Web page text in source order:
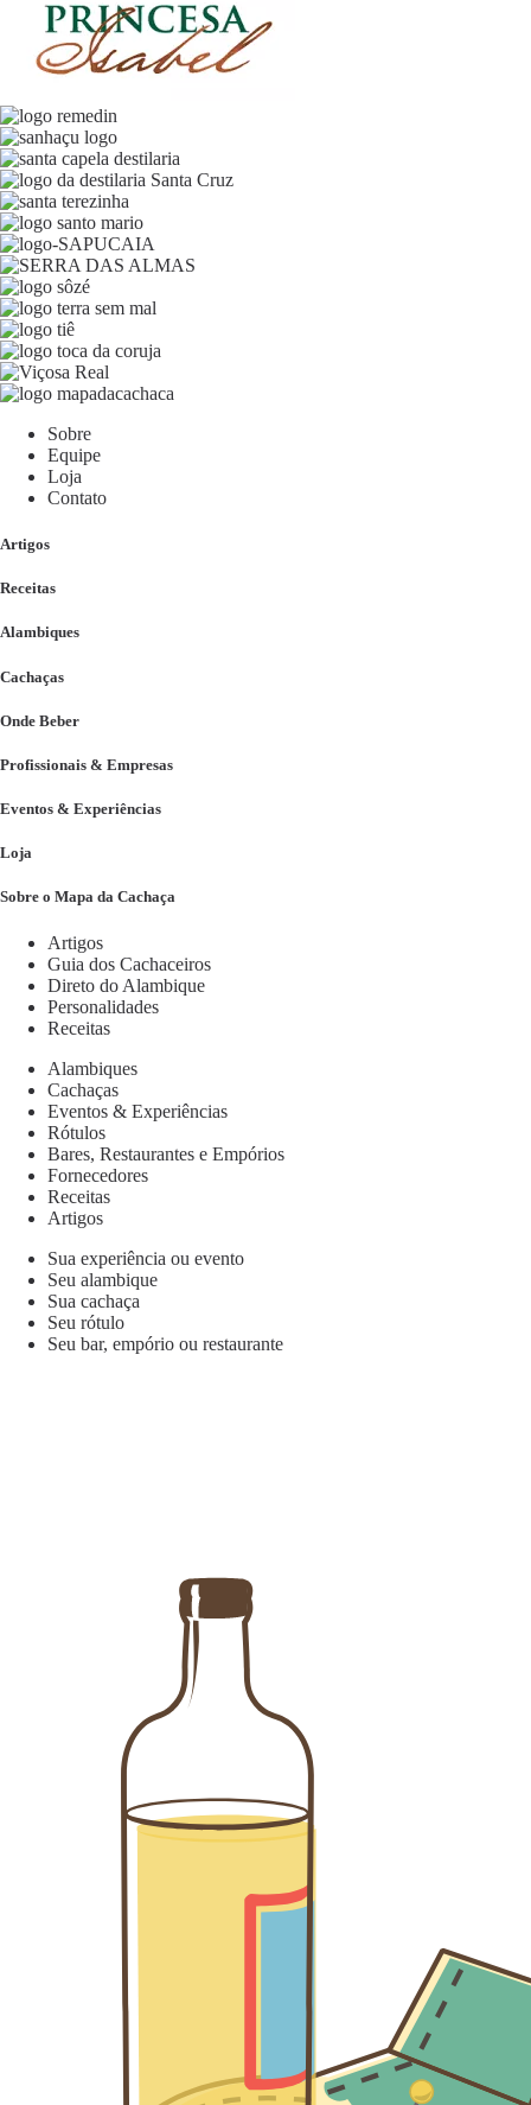
Sobre
Equipe
Loja
Contato
Artigos
Receitas
Alambiques
Cachaças
Onde Beber
Profissionais & Empresas
Eventos & Experiências
Loja
Sobre o Mapa da Cachaça
Artigos
Guia dos Cachaceiros
Direto do Alambique
Personalidades
Receitas
Alambiques
Cachaças
Eventos & Experiências
Rótulos
Bares, Restaurantes e Empórios
Fornecedores
Receitas
Artigos
Sua experiência ou evento
Seu alambique
Sua cachaça
Seu rótulo
Seu bar, empório ou restaurante